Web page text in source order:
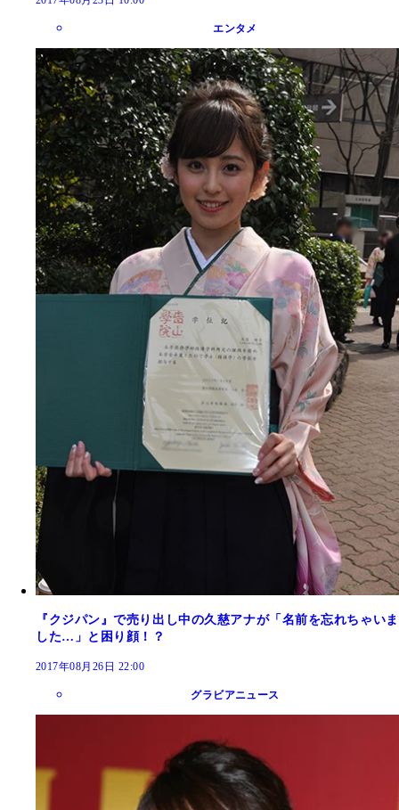
エンタメ
『クジパン』で売り出し中の久慈アナが「名前を忘れちゃいま
した…」と困り顔！？
2017年08月26日 22:00
グラビアニュース